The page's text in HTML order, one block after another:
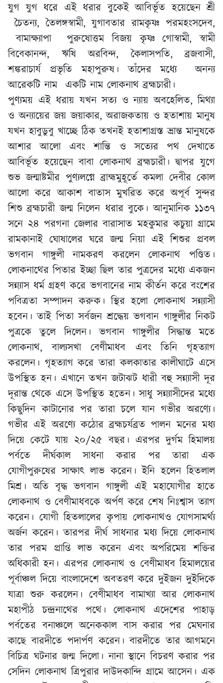
যুগ যুগ ধরে এই ধরার বুকেই আবির্ভূত হয়েছেন শ্রী
চৈতন্য, তৈলঙ্গস্বামী, যুগাবতার রামকৃষ্ণ পরমহংসদেব,
বামাক্ষ্যাপা পুরুষোত্তম বিজয় কৃষ্ণ গোস্বামী, স্বামী
বিবেকানন্দ, ঋষি অরবিন্দ, কৈলাসপতি, ব্রজবাসী,
শঙ্করাচার্য প্রভৃতি মহাপুরুষ। তাঁদের মধ্যে অনন্য
আরেকটি নাম একটি নাম লোকনাথ ব্রহ্মচারী।
পুণ্যময় এই ধরায় যখন সত্য ও ন্যায় অবহেলিত, মিথ্যা
ও অন্যায়ের জয় জয়াকার, অরাজকতায় ও হতাশায় মানুষ
যখন হাবুডুবু খাচ্ছে ঠিক তখনই হতাশাগ্রস্ত ভ্রান্ত মানুষকে
আশার আলো এবং শান্তি ও সত্যের পথ দেখাতে
আবির্ভূত হয়েছেন বাবা লোকনাথ ব্রহ্মচারী। দ্বাপর যুগে
শুভ জন্মাষ্টমীর পুণ্যলগ্নে ব্রাহ্মমুহূর্তে কমলা দেবীর কোল
আলো করে আকাশ বাতাস মুখরিত করে অপূর্ব সুন্দর
শিশু ব্রহ্মচারী জন্ম নিলেন ধরার বুকে। আনুমানিক ১১৩৭
সনে ২৪ পরগনা জেলার বারাসাত মহকুমার কচুয়া গ্রামে
রামকানাই ঘোষালের ঘরে জন্ম নিয়া এই শিশুর প্রবল
ভগবান গাঙ্গুলী নামকরণ করলেন লোকনাথ পণ্ডিত।
লোকনাথের পিতার ইচ্ছা ছিল তার পুত্রদের মধ্যে একজন
সন্ন্যাস ধর্ম গ্রহণ করে ভগবানের নাম কীর্তন করে বংশের
পবিত্রতা সম্পাদন করুক। স্থির হলো লোকনাথ সন্ন্যাসী
হবেন। তাই পিতা সর্বজন শ্রদ্ধেয় ভগবান গাঙ্গুলীর নিকট
পুত্রকে তুলে দিলেন। ভগবান গাঙ্গুলীর সিদ্ধান্ত মতে
লোকনাথ, বাল্যসখা বেণীমাধব এবং তিনি গৃহত্যাগ
করলেন। গৃহত্যাগ করে তারা কলকাতার কালীঘাটে এসে
উপস্থিত হন। এখানে তখন জটাঝট ধারী বহু সন্ন্যাসী দূর
দূরান্ত থেকে এসে উপস্থিত হতেন। সাধু সন্ন্যাসীদের মধ্যে
কিছুদিন কাটানোর পর তারা চলে যান গভীর অরণ্যে।
গভীর এই অরণ্যে কঠোর ব্রহ্মচর্যব্রত পালন মনের মধ্য
দিয়ে কেটে যায় ২০/২৫ বছর। এরপর দুর্গম হিমালয়
পর্বতে দীর্ঘকাল সাধনা করার পর তারা এক
যোগীপুরুষের সাক্ষাৎ লাভ করেন। ইনি হলেন হিতলাল
মিশ্র। অতি বৃদ্ধ ভগবান গাঙ্গুলী এই মহাযোগীর হাতে
লোকনাথ ও বেণীমাধবকে অর্পণ করে শেষ নিঃশ্বাস ত্যাগ
করেন। যোগী হিতলালের কৃপায় লোকনাথও যোগসামর্থ্য
অর্জন করেন। তারপর দীর্ঘ সাধনার মধ্য দিয়ে লোকনাথ
তার পরম প্রাপ্তি লাভ করেন এবং অপরিমেয় শক্তির
অধিকারী হন। এরপর লোকনাথ ও বেণীমাধব হিমালয়ের
পূর্বাঞ্চল দিয়ে বাংলাদেশে অবতরণ করে দুইজন দুইদিকে
যাত্রা শুরু করলেন। বেণীমাধব বামাখ্যা আর লোকনাথ
মহাপীঠ চন্দ্রনাথের পথে। লোকনাথ এদেশের পাহাড়
পর্বতের বনাঞ্চলে অনেককাল বাস করার পর মেঘনার
কাছে বারদীতে পদার্পণ করেন। বারদীতে তার আগমনে
বিচিত্র ঘটনার জন্ম দিলো। নানা স্থানে বিচরণ করার পর
সেদিন লোকনাথ ত্রিপুরার দাউদকান্দি গ্রামে আসেন। এক